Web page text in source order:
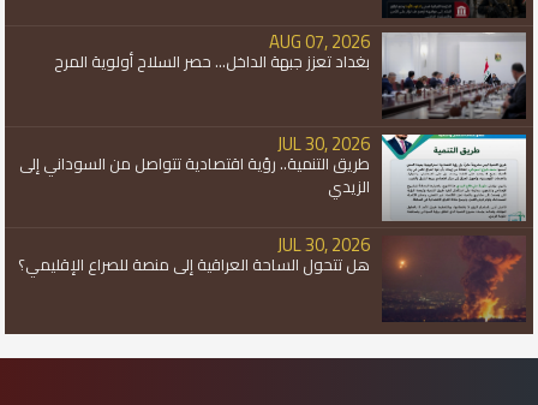
AUG 07, 2026
بغداد تعزز جبهة الداخل... حصر السلاح أولوية المرح
JUL 30, 2026
طريق التنمية.. رؤية اقتصادية تتواصل من السوداني إلى
الزيدي
JUL 30, 2026
هل تتحول الساحة العراقية إلى منصة للصراع الإقليمي؟